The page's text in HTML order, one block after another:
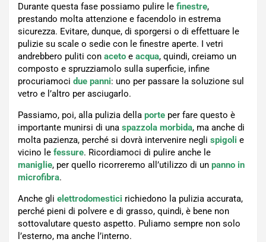
Durante questa fase possiamo pulire le finestre,
prestando molta attenzione e facendolo in estrema
sicurezza. Evitare, dunque, di sporgersi o di effettuare le
pulizie su scale o sedie con le finestre aperte. I vetri
andrebbero puliti con aceto e acqua, quindi, creiamo un
composto e spruzziamolo sulla superficie, infine
procuriamoci due panni: uno per passare la soluzione sul
vetro e l’altro per asciugarlo.
Passiamo, poi, alla pulizia della porte per fare questo è
importante munirsi di una spazzola morbida, ma anche di
molta pazienza, perché si dovrà intervenire negli spigoli e
vicino le fessure. Ricordiamoci di pulire anche le
maniglie, per quello ricorreremo all’utilizzo di un panno in
microfibra.
Anche gli elettrodomestici richiedono la pulizia accurata,
perché pieni di polvere e di grasso, quindi, è bene non
sottovalutare questo aspetto. Puliamo sempre non solo
l’esterno, ma anche l’interno.